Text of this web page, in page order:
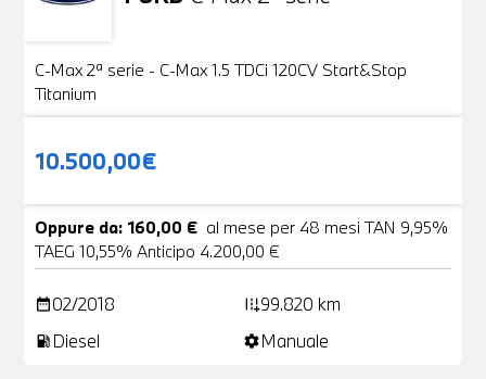
VENDUTA
C-Max 2ª serie - C-Max 1.5 TDCi 120CV Start&Stop
Titanium
10.500,00€
Oppure da: 160,00 € al mese per 48 mesi TAN 9,95%
TAEG 10,55% Anticipo 4.200,00 €
date_range02/2018 add_road99.820 km
local_gas_station Diesel settingsManuale